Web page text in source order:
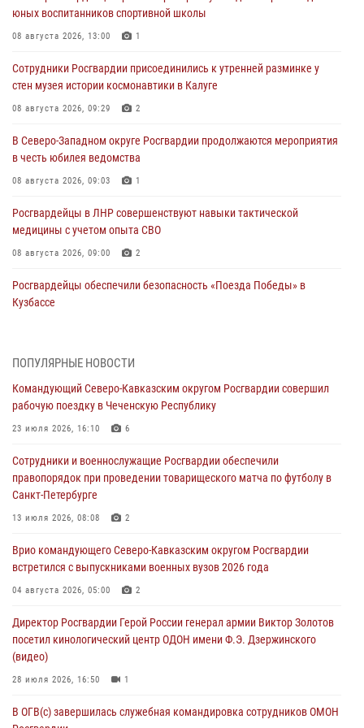
юных воспитанников спортивной школы
08 августа 2026, 13:00 1
Сотрудники Росгвардии присоединились к утренней разминке у
стен музея истории космонавтики в Калуге
08 августа 2026, 09:29 2
В Северо-Западном округе Росгвардии продолжаются мероприятия
в честь юбилея ведомства
08 августа 2026, 09:03 1
Росгвардейцы в ЛНР совершенствуют навыки тактической
медицины с учетом опыта СВО
08 августа 2026, 09:00 2
Росгвардейцы обеспечили безопасность «Поезда Победы» в
Кузбассе
ОМОН «Ойрат» Управления Росгвардии по Республике Калмыкия
08 августа 2026, 07:00
В Кабардино-Балкарии сотрудники Росгвардии провели турнир по
08 августа 2026, 07:00
Военнослужащие Софринской бригады Росгвардии встретились с
участником патриотического проекта «Дорогой Ломоносова —
08 августа 2026, 07:00 2
В Москве росгвардейцы оказали помощь медикам и девушке с
08 августа 2026, 06:32 1
ПОПУЛЯРНЫЕ НОВОСТИ
Командующий Северо-Кавказским округом Росгвардии совершил
рабочую поездку в Чеченскую Республику
23 июля 2026, 16:10 6
Сотрудники и военнослужащие Росгвардии обеспечили
правопорядок при проведении товарищеского матча по футболу в
Санкт-Петербурге
13 июля 2026, 08:08 2
Врио командующего Северо-Кавказским округом Росгвардии
встретился с выпускниками военных вузов 2026 года
04 августа 2026, 05:00 2
Директор Росгвардии Герой России генерал армии Виктор Золотов
посетил кинологический центр ОДОН имени Ф.Э. Дзержинского
(видео)
28 июля 2026, 16:50 1
В ОГВ(с) завершилась служебная командировка сотрудников ОМОН